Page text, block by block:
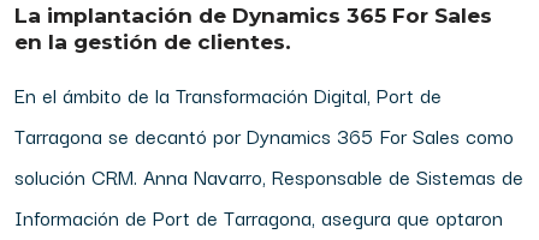
La implantación de Dynamics 365 For Sales
en la gestión de clientes.
En el ámbito de la Transformación Digital, Port de
Tarragona se decantó por Dynamics 365 For Sales como
solución CRM. Anna Navarro, Responsable de Sistemas de
Información de Port de Tarragona, asegura que optaron